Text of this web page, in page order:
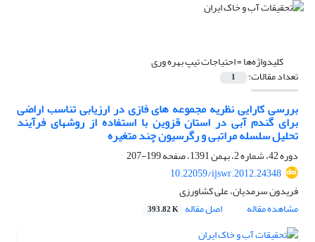
کلیدواژه‌ها =احتیاجات تیپ بهره وری
تعداد مقالات: 1
بررسی کارایی نظریه مجموعه های فازی در ارزیابی تناسب اراضی
برای گندم آبی در استان قزوین با استفاده از روشهای فرآیند
تحلیل سلسله مراتبی و رگرسیون چند متغیره
دوره 42، شماره 2، بهمن 1391، صفحه
199-207
10.22059/ijswr.2012.24348
فریدون سرمدیان، علی کشاورزی
مشاهده مقاله
اصل مقاله 393.82 K